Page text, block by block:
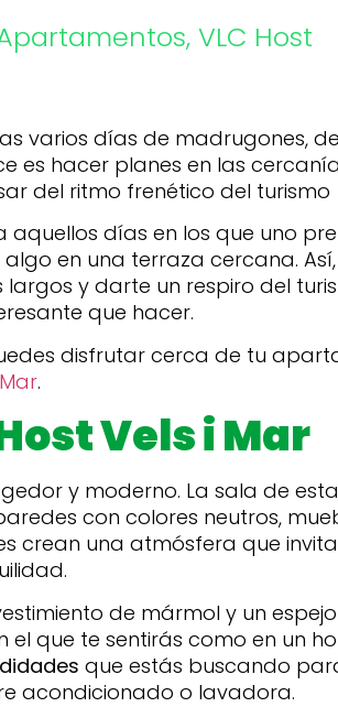
, VLC Host
varios días de madrugones,
es hacer planes en las
del ritmo frenético del turismo
días en los que uno
en una terraza cercana.
y darte un respiro del
que hacer.
disfrutar cerca de tu
.
Vels i Mar
y moderno. La sala de
con colores neutros,
crean una atmósfera que
de mármol y un
que te sentirás como en un
que estás buscando
acondicionado o lavadora.